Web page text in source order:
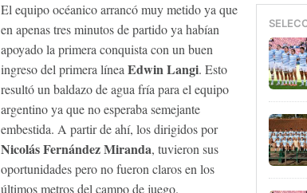
El equipo océanico arrancó muy metido ya que
en apenas tres minutos de partido ya habían
apoyado la primera conquista con un buen
ingreso del primera línea Edwin Langi. Esto
resultó un baldazo de agua fría para el equipo
argentino ya que no esperaba semejante
embestida. A partir de ahí, los dirigidos por
Nicolás Fernández Miranda, tuvieron sus
oportunidades pero no fueron claros en los
últimos metros del campo de juego.